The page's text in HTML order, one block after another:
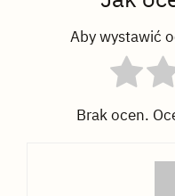
Aby wystawić
Brak ocen.